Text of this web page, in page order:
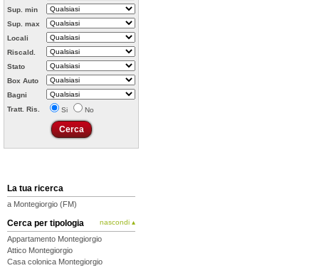
Sup. min
Sup. max
Locali
Riscald.
Stato
Box Auto
Bagni
Tratt. Ris.
Si No
La tua ricerca
a Montegiorgio (FM)
Cerca per tipologia nascondi ▴
Appartamento Montegiorgio
Attico Montegiorgio
Casa colonica Montegiorgio